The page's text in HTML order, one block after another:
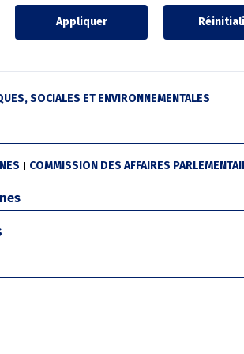
SOCIALES ET ENVIRONNEMENTALES
COMMISSION DES AFFAIRES